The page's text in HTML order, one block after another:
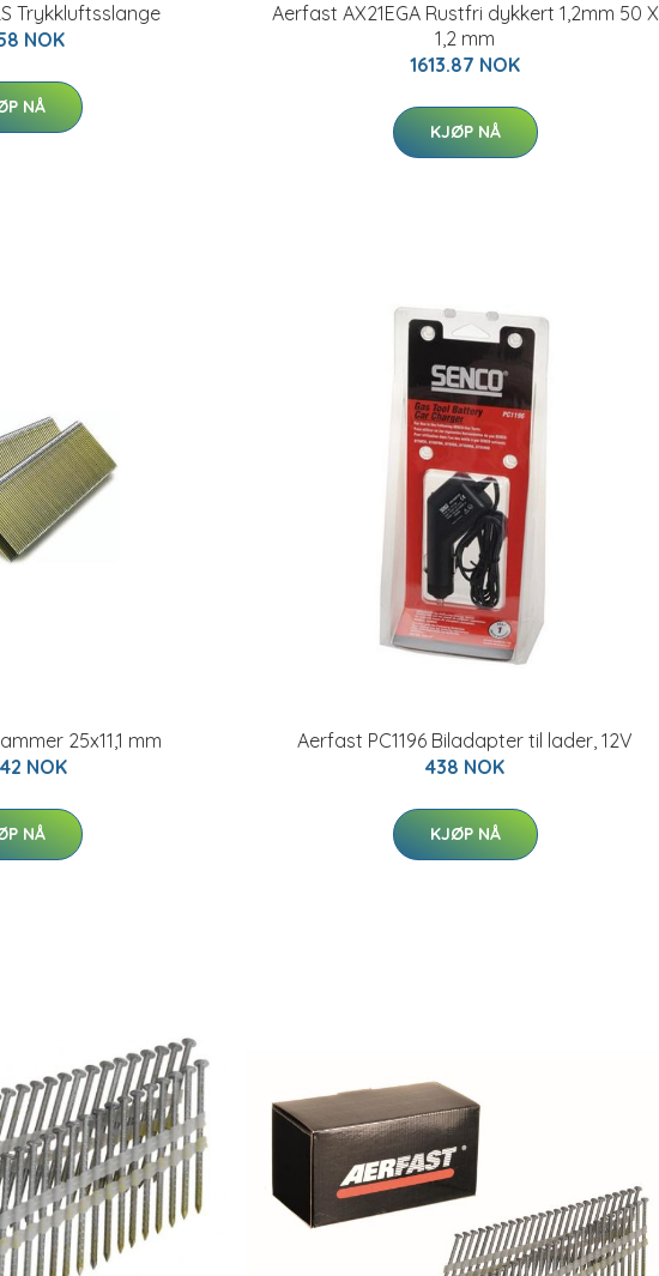
Trykkluftsslange
NOK
NÅ
Aerfast AX21EGA Rustfri dykkert 1,2mm 50 X
1,2 mm
1613.87 NOK
KJØP NÅ
25x11,1 mm
NOK
NÅ
Aerfast PC1196 Biladapter til lader, 12V
438 NOK
KJØP NÅ